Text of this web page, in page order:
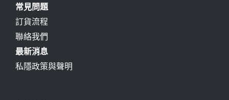
常見問題
訂貨流程
聯絡我們
最新消息
私隱政策與聲明